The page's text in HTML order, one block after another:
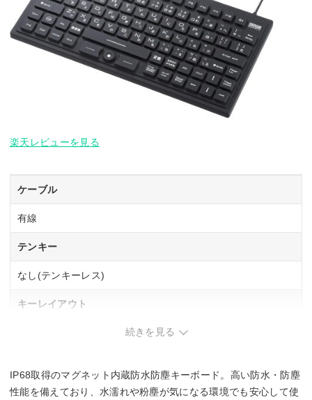
楽天レビューを見る
ケーブル
有線
テンキー
なし(テンキーレス)
キーレイアウト
ー
続きを見る
IP68取得のマグネット内蔵防水防塵キーボード。高い防水・防塵
性能を備えており、水濡れや粉塵が気になる環境でも安心して使